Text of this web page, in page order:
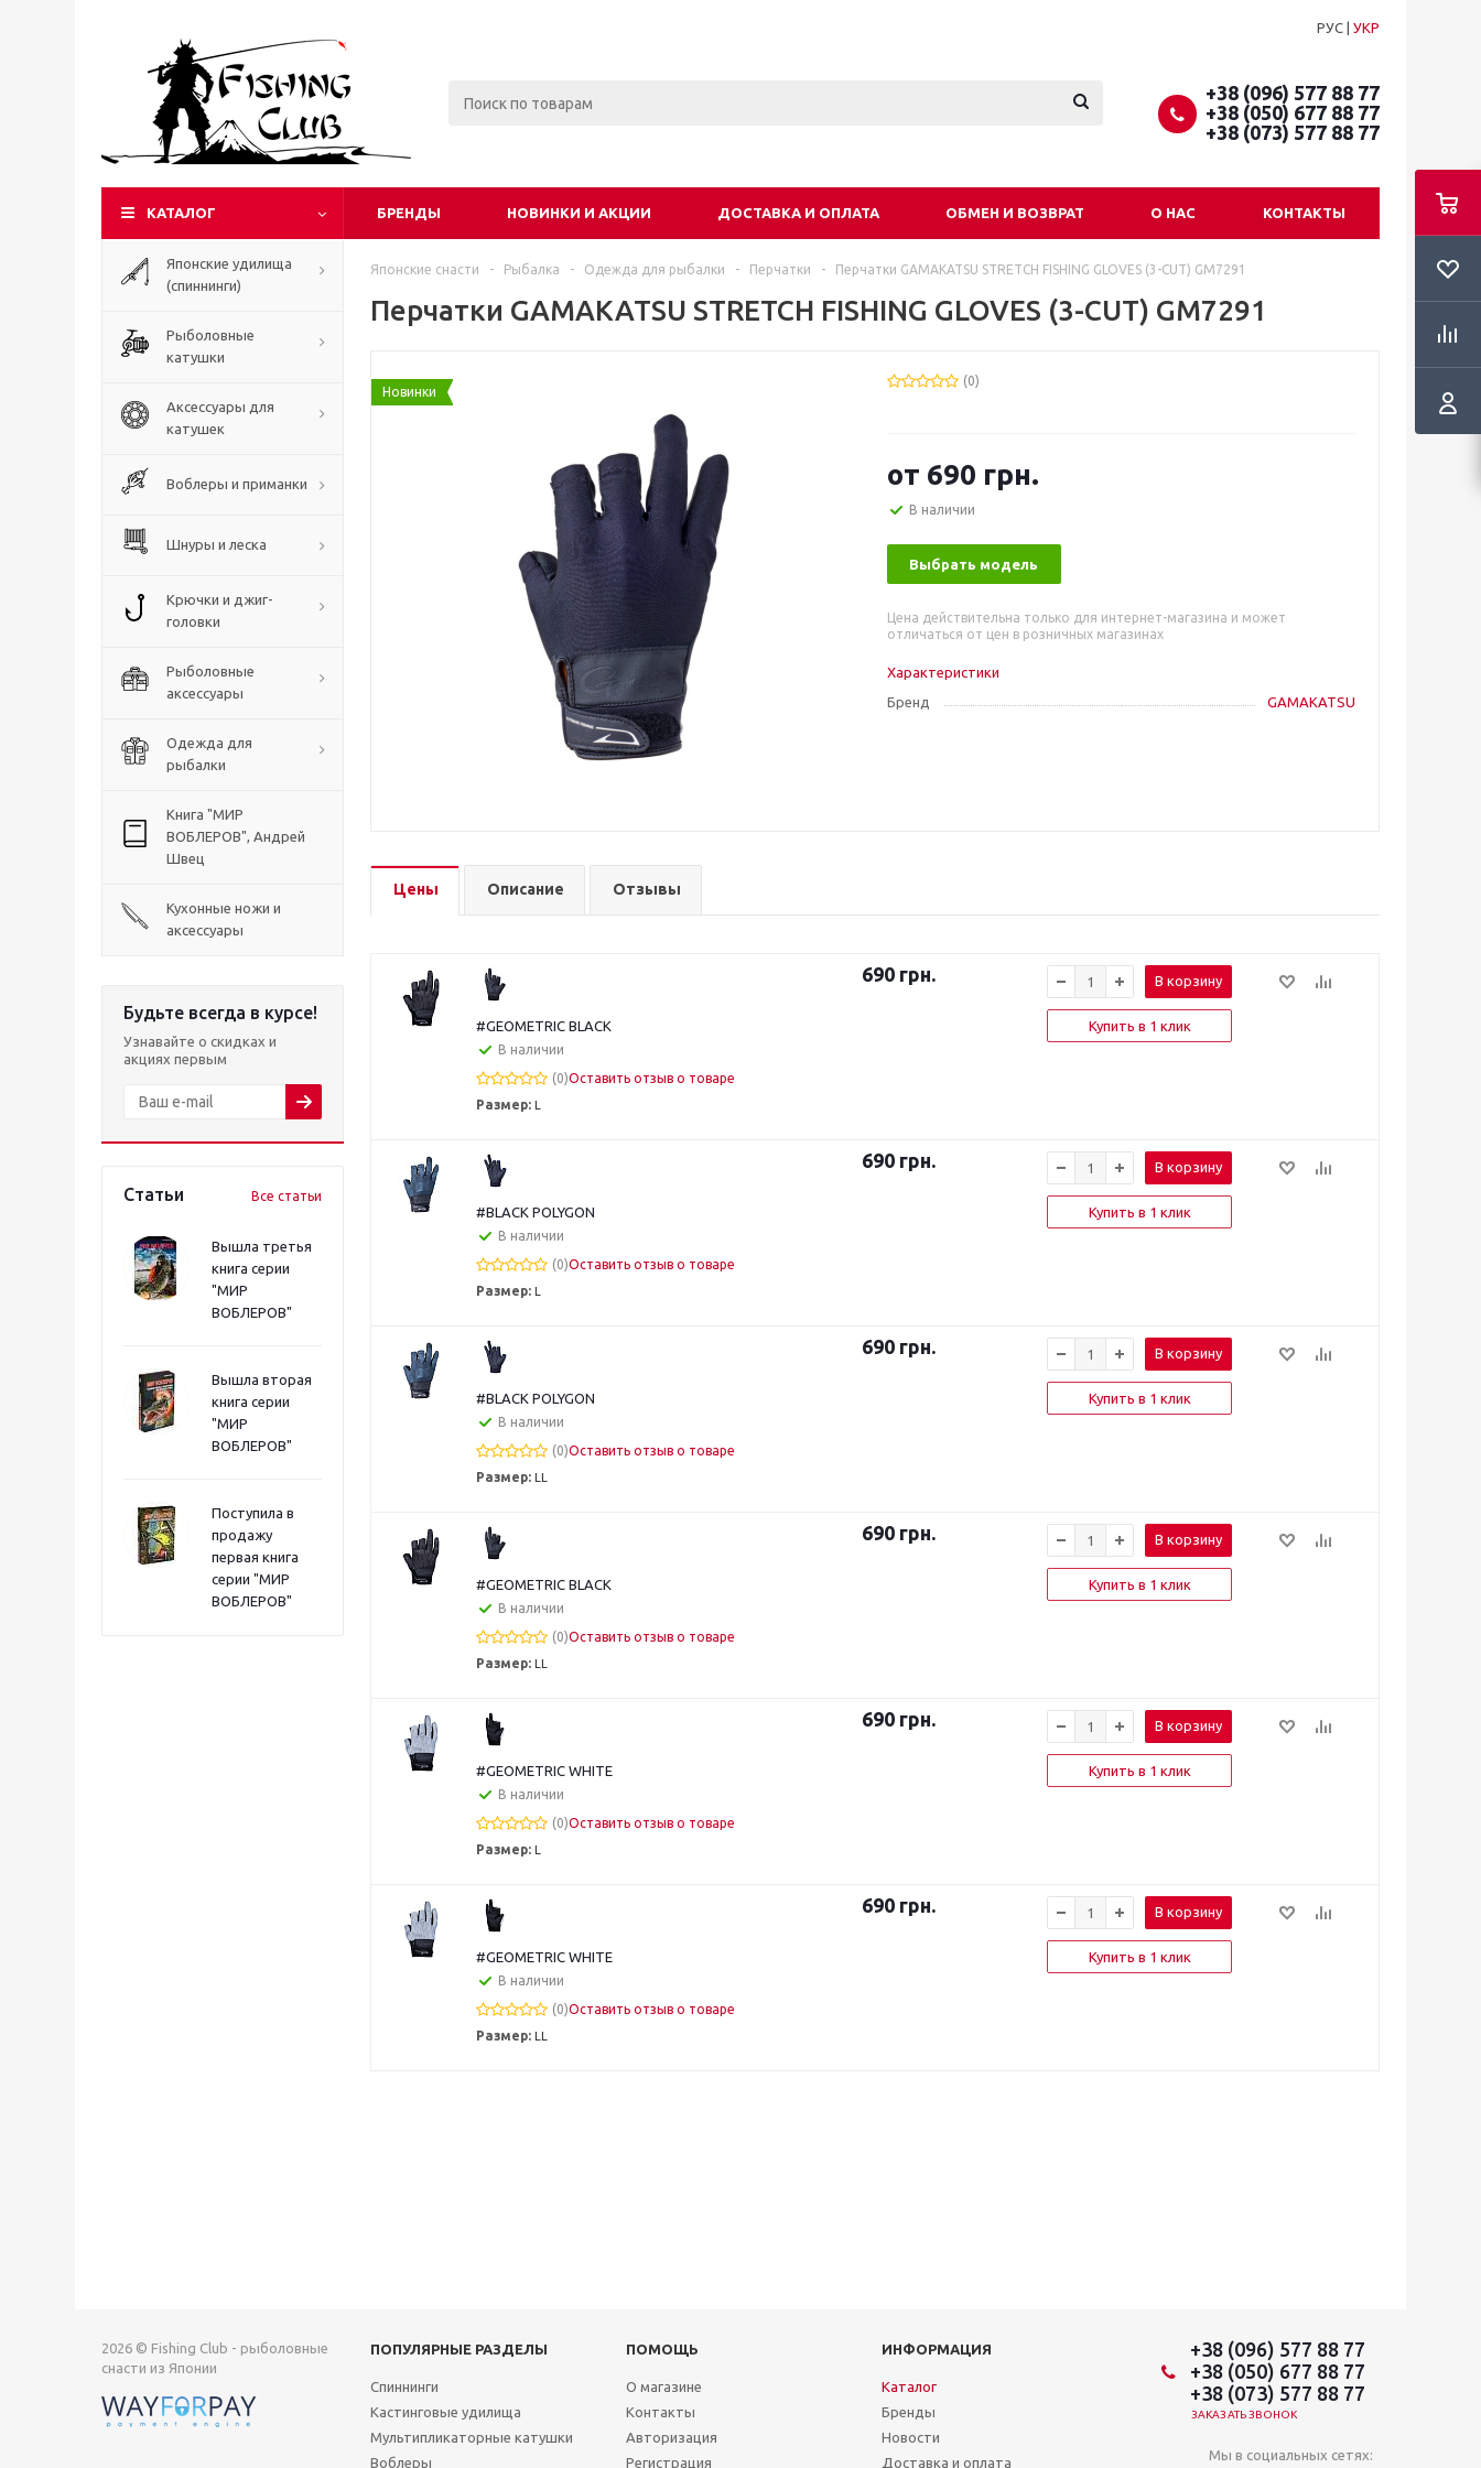
РУС УКР
+38 (096) 577 88 77
+38 (050) 677 88 77
+38 (073) 577 88 77
КАТАЛОГ БРЕНДЫ НОВИНКИ И АКЦИИ ДОСТАВКА И ОПЛАТА ОБМЕН И ВОЗВРАТ О НАС КОНТАКТЫ
Японские удилища
(спиннинги)
Рыболовные
катушки
Аксессуары для
катушек
Воблеры и приманки
Шнуры и леска
Крючки и джиг-
головки
Рыболовные
аксессуары
Одежда для
рыбалки
Книга "МИР
ВОБЛЕРОВ", Андрей
Швец
Кухонные ножи и
аксессуары
Будьте всегда в курсе!
Узнавайте о скидках и
акциях первым
Статьи Все статьи
Вышла третья
книга серии
"МИР
ВОБЛЕРОВ"
Вышла вторая
книга серии
"МИР
ВОБЛЕРОВ"
Поступила в
продажу
первая книга
серии "МИР
ВОБЛЕРОВ"
Японские снасти - Рыбалка - Одежда для рыбалки - Перчатки - Перчатки GAMAKATSU STRETCH FISHING GLOVES (3-CUT) GM7291
Перчатки GAMAKATSU STRETCH FISHING GLOVES (3-CUT) GM7291
Новинки
(0)
от 690 грн.
В наличии
Выбрать модель
Цена действительна только для интернет-магазина и может
отличаться от цен в розничных магазинах
Характеристики
Бренд
GAMAKATSU
Цены Описание Отзывы
#GEOMETRIC BLACK
В наличии
(0)Оставить отзыв о товаре
Размер: L
690 грн. В корзину
Купить в 1 клик
#BLACK POLYGON
В наличии
(0)Оставить отзыв о товаре
Размер: L
690 грн. В корзину
Купить в 1 клик
#BLACK POLYGON
В наличии
(0)Оставить отзыв о товаре
Размер: LL
690 грн. В корзину
Купить в 1 клик
#GEOMETRIC BLACK
В наличии
(0)Оставить отзыв о товаре
Размер: LL
690 грн. В корзину
Купить в 1 клик
#GEOMETRIC WHITE
В наличии
(0)Оставить отзыв о товаре
Размер: L
690 грн. В корзину
Купить в 1 клик
#GEOMETRIC WHITE
В наличии
(0)Оставить отзыв о товаре
Размер: LL
690 грн. В корзину
Купить в 1 клик
2026 © Fishing Club - рыболовные
снасти из Японии
ПОПУЛЯРНЫЕ РАЗДЕЛЫ ПОМОЩЬ ИНФОРМАЦИЯ
Спиннинги
Кастинговые удилища
Мультипликаторные катушки
Воблеры
О магазине
Контакты
Авторизация
Регистрация
Каталог
Бренды
Новости
Доставка и оплата
+38 (096) 577 88 77
+38 (050) 677 88 77
+38 (073) 577 88 77
ЗАКАЗАТЬ ЗВОНОК
Мы в социальных сетях: